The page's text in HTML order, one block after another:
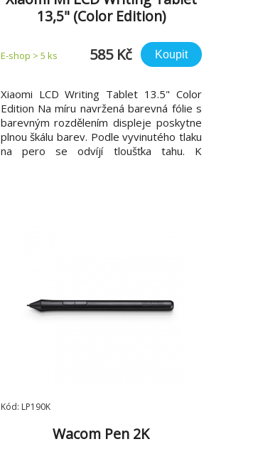
13,5" (Color Edition)
E-shop > 5 ks 585 Kč Koupit
Xiaomi LCD Writing Tablet 13.5" Color
Edition Na míru navržená barevná fólie s
barevným rozdělením displeje poskytne
plnou škálu barev. Podle vyvinutého tlaku
na pero se odvíjí tloušťka tahu. K
Kód: LP190K
Wacom Pen 2K